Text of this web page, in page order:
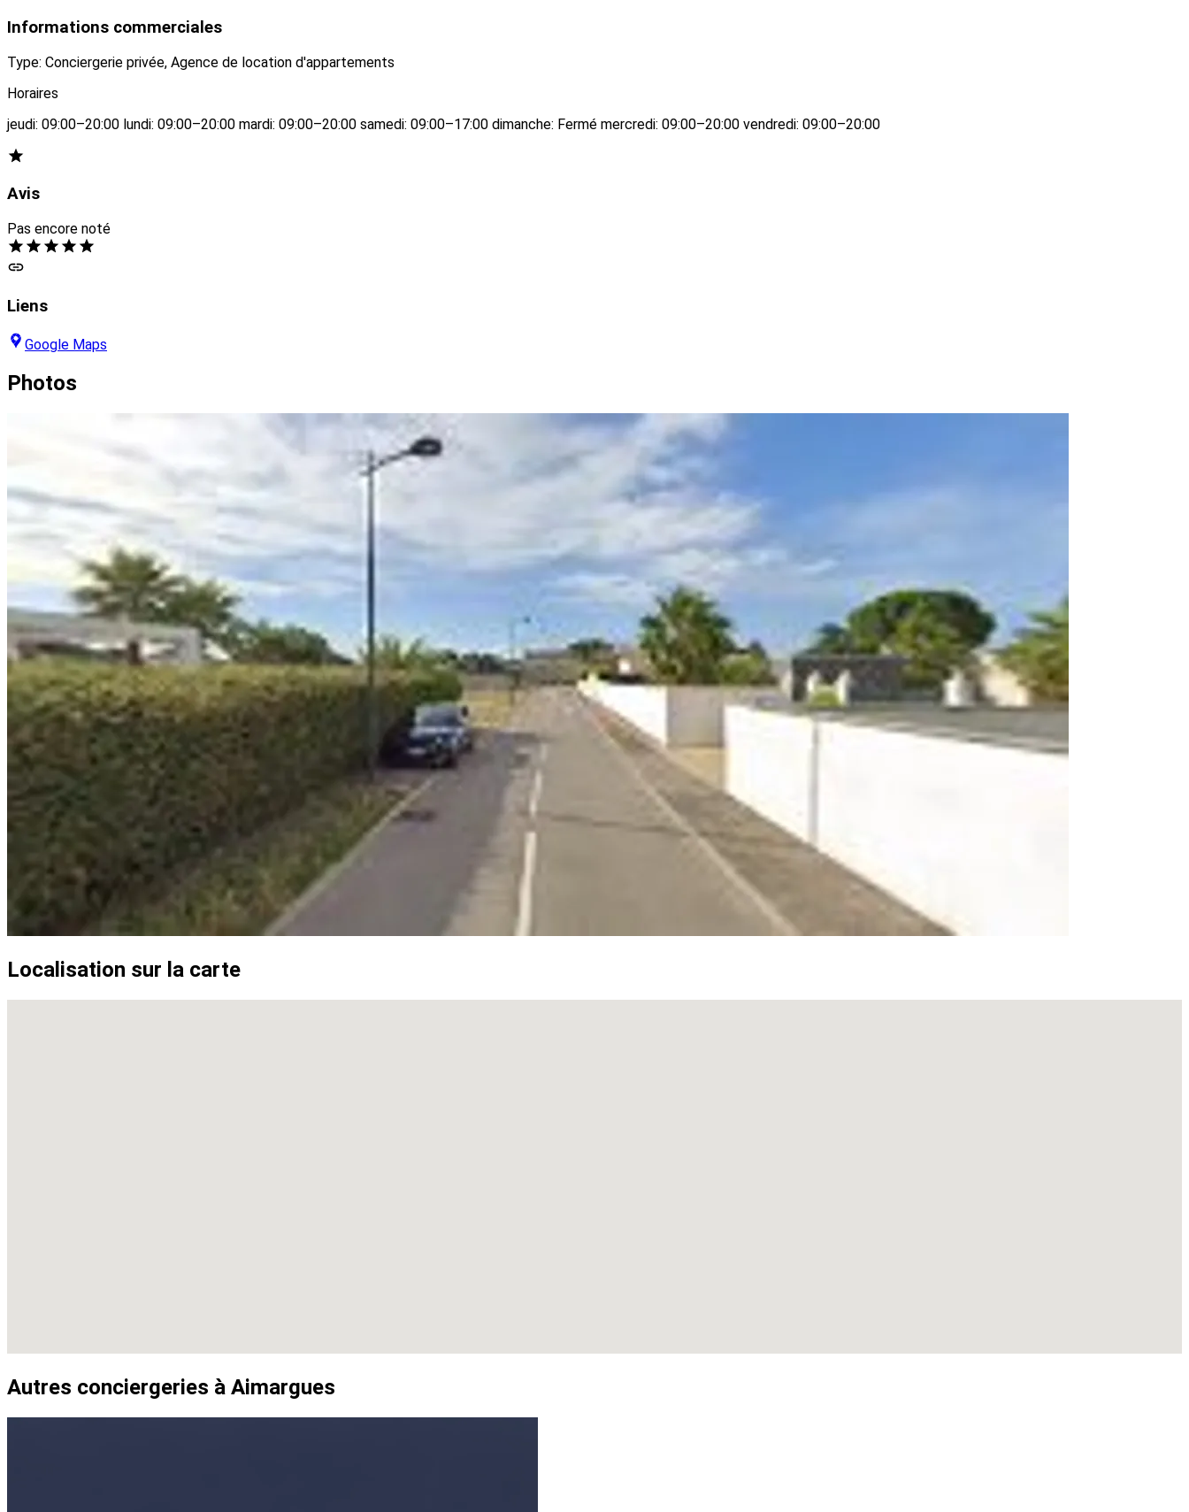
Informations commerciales
Type: Conciergerie privée, Agence de location d'appartements
Horaires
jeudi: 09:00–20:00 lundi: 09:00–20:00 mardi: 09:00–20:00 samedi: 09:00–17:00 dimanche: Fermé mercredi: 09:00–20:00 vendredi: 09:00–20:00
Avis
Pas encore noté
Liens
Google Maps
Photos
Localisation sur la carte
Autres conciergeries à Aimargues